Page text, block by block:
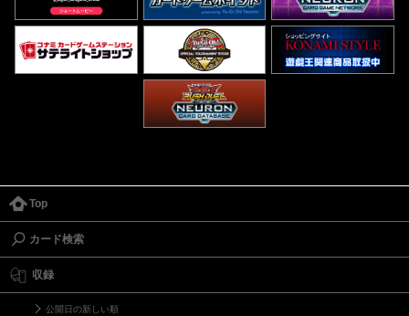
Top
カード検索
収録
公開日の新しい順